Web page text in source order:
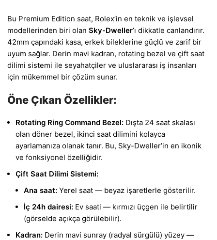
Bu Premium Edition saat, Rolex’in en teknik ve işlevsel
modellerinden biri olan Sky-Dweller’ı dikkatle canlandırır.
42mm çapındaki kasa, erkek bileklerine güçlü ve zarif bir
uyum sağlar. Derin mavi kadran, rotating bezel ve çift saat
dilimi sistemi ile seyahatçiler ve uluslararası iş insanları
için mükemmel bir çözüm sunar.
Öne Çıkan Özellikler:
Rotating Ring Command Bezel: Dışta 24 saat skalası
olan döner bezel, ikinci saat dilimini kolayca
ayarlamanıza olanak tanır. Bu, Sky-Dweller’in en ikonik
ve fonksiyonel özelliğidir.
Çift Saat Dilimi Sistemi:
Ana saat: Yerel saat — beyaz işaretlerle gösterilir.
İç 24h dairesi: Ev saati — kırmızı üçgen ile belirtilir
(görselde açıkça görülebilir).
Kadran: Derin mavi sunray (radyal sürgülü) yüzey —